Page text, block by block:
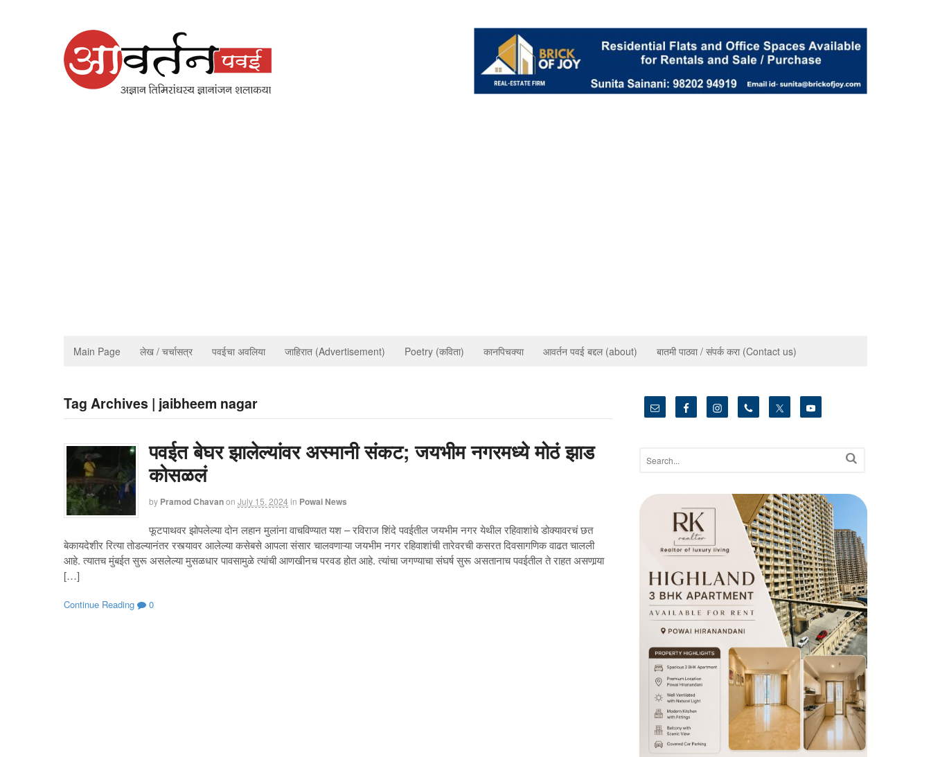
Main Page लेख / चर्चासत्र पवईचा अवलिया जाहिरात (Advertisement) Poetry (कविता) कानपिचक्या आवर्तन पवई बद्दल (about) बातमी पाठवा / संपर्क करा (Contact us)
Tag Archives | jaibheem nagar
पवईत बेघर झालेल्यांवर अस्मानी संकट; जयभीम नगरमध्ये मोठं झाड
कोसळलं
by Pramod Chavanon July 15, 2024 in Powai News
फूटपाथवर झोपलेल्या दोन लहान मुलांना वाचविण्यात यश – रविराज शिंदे पवईतील जयभीम नगर येथील रहिवाशांचे डोक्यावरचं छत
बेकायदेशीर रित्या तोडल्यानंतर रस्त्यावर आलेल्या कसेबसे आपला संसार चालवणाऱ्या जयभीम नगर रहिवाशांची तारेवरची कसरत दिवसागणिक वाढत चालली
आहे. त्यातच मुंबईत सुरू असलेल्या मुसळधार पावसामुळे त्यांची आणखीनच परवड होत आहे. त्यांचा जगण्याचा संघर्ष सुरू असतानाच पवईतील ते राहत असणार्‍या
[…]
Continue Reading 0